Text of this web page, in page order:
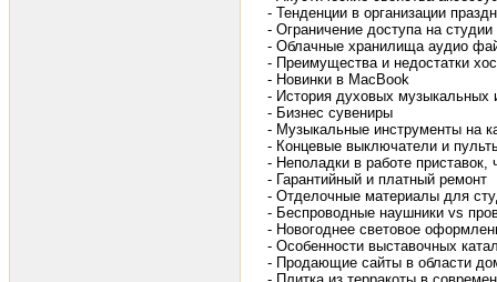
- Тенденции в организации
- Ограничение доступа на студии
- Облачные хранилища аудио
- Преимущества и недостатки
- Новинки в MacBook
- История духовых музыкальных
- Бизнес сувениры
- Музыкальные инструменты на
- Концевые выключатели и
- Неполадки в работе приставок,
- Гарантийный и платный ремонт
- Отделочные материалы для
- Беспроводные наушники vs
- Новогоднее световое
- Особенности выставочных
- Продающие сайты в области